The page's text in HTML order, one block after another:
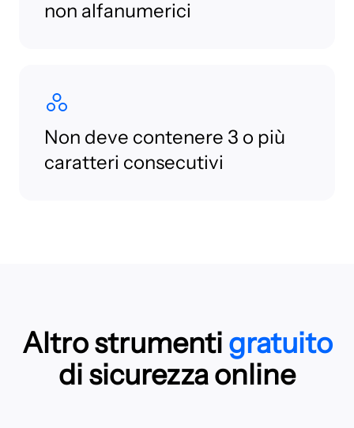
non alfanumerici
Non deve contenere 3 o più
caratteri consecutivi
Altro strumenti gratuito
di sicurezza online